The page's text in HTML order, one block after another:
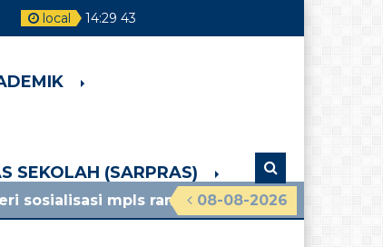
local 14:29 44
SEKOLAH (SARPRAS)
08-08-2026
ramah 2026 smpn 4 pakem lihat